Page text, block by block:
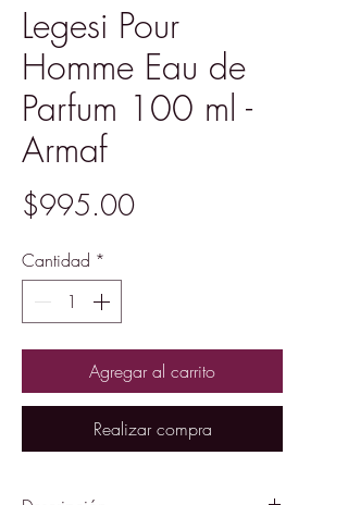
Legesi Pour
Homme Eau de
Parfum 100 ml -
Armaf
$995.00Precio
Cantidad *
Agregar al carrito
Realizar compra